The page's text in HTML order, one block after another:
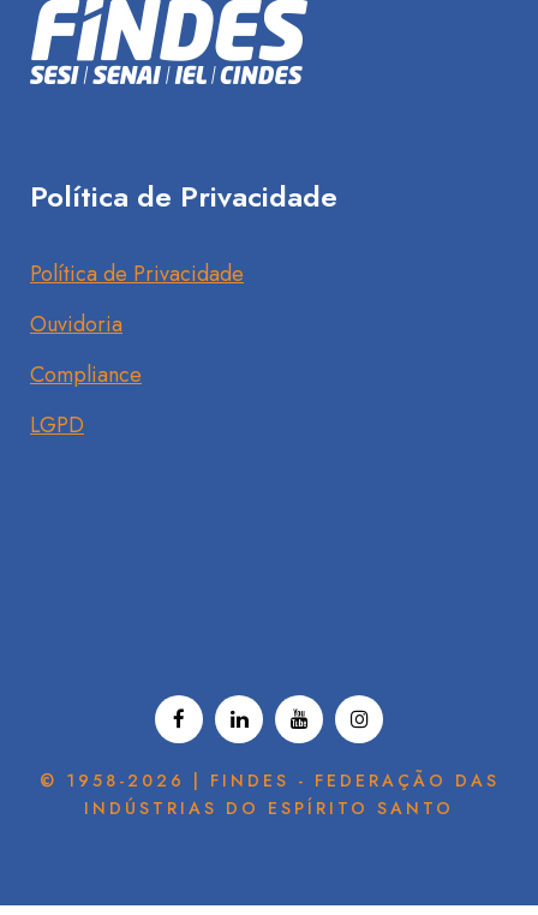
Política de Privacidade
Política de Privacidade
Ouvidoria
Compliance
LGPD
© 1958-2026 | FINDES - FEDERAÇÃO DAS
INDÚSTRIAS DO ESPÍRITO SANTO